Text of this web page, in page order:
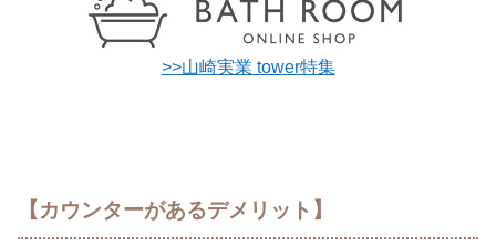
>>山崎実業 tower特集
【カウンターがあるデメリット】